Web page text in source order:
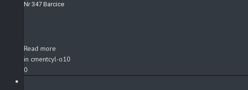
Nr 347 Barcice
Read more
in cmentcyl-o10
0